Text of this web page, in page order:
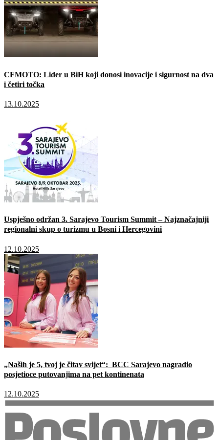
CFMOTO: Lider u BiH koji donosi inovacije i sigurnost na dva
i četiri točka
13.10.2025
Uspješno održan 3. Sarajevo Tourism Summit – Najznačajniji
regionalni skup o turizmu u Bosni i Hercegovini
12.10.2025
„Naših je 5, tvoj je čitav svijet“: BCC Sarajevo nagradio
posjetioce putovanjima na pet kontinenata
12.10.2025